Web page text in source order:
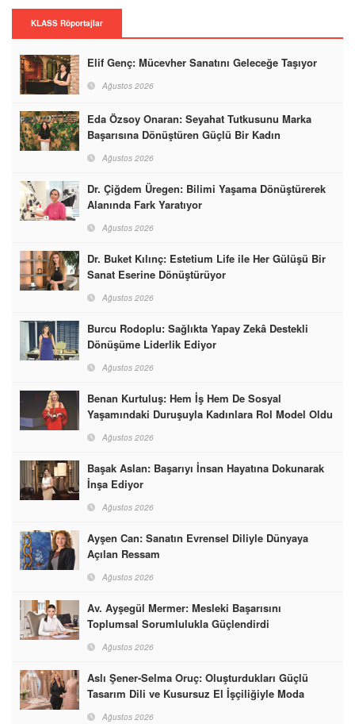
KLASS Röportajlar
Elif Genç: Mücevher Sanatını Geleceğe Taşıyor
Ağustos 2026
Eda Özsoy Onaran: Seyahat Tutkusunu Marka
Başarısına Dönüştüren Güçlü Bir Kadın
Ağustos 2026
Dr. Çiğdem Üregen: Bilimi Yaşama Dönüştürerek
Alanında Fark Yaratıyor
Ağustos 2026
Dr. Buket Kılınç: Estetium Life ile Her Gülüşü Bir
Sanat Eserine Dönüştürüyor
Ağustos 2026
Burcu Rodoplu: Sağlıkta Yapay Zekâ Destekli
Dönüşüme Liderlik Ediyor
Ağustos 2026
Benan Kurtuluş: Hem İş Hem De Sosyal
Yaşamındaki Duruşuyla Kadınlara Rol Model Oldu
Ağustos 2026
Başak Aslan: Başarıyı İnsan Hayatına Dokunarak
İnşa Ediyor
Ağustos 2026
Ayşen Can: Sanatın Evrensel Diliyle Dünyaya
Açılan Ressam
Ağustos 2026
Av. Ayşegül Mermer: Mesleki Başarısını
Toplumsal Sorumlulukla Güçlendirdi
Ağustos 2026
Aslı Şener-Selma Oruç: Oluşturdukları Güçlü
Tasarım Dili ve Kusursuz El İşçiliğiyle Moda
Ağustos 2026